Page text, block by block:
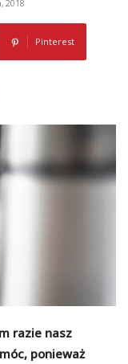
2018
Pinterest
razie nasz
ponieważ